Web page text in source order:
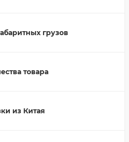
грузов
товара
из Китая